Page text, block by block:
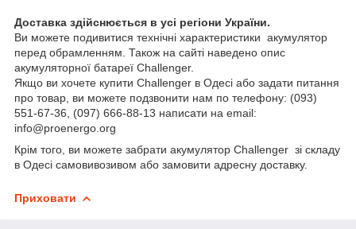
Доставка здійснюється в усі регіони України.
Ви можете подивитися технічні характеристики акумулятор
перед обрамленням. Також на сайті наведено опис
акумуляторної батареї Challenger.
Якщо ви хочете купити Challenger в Одесі або задати питання
про товар, ви можете подзвонити нам по телефону: (093)
551-67-36, (097) 666-88-13 написати на email:
info@proenergo.org
Крім того, ви можете забрати акумулятор Challenger зі складу
в Одесі самовивозивом або замовити адресну доставку.
Приховати